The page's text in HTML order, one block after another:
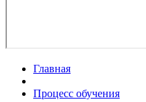
Главная
Процесс обучения